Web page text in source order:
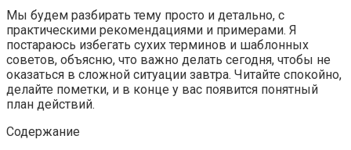
Мы будем разбирать тему просто и детально, с
практическими рекомендациями и примерами. Я
постараюсь избегать сухих терминов и шаблонных
советов, объясню, что важно делать сегодня, чтобы не
оказаться в сложной ситуации завтра. Читайте спокойно,
делайте пометки, и в конце у вас появится понятный
план действий.
Содержание